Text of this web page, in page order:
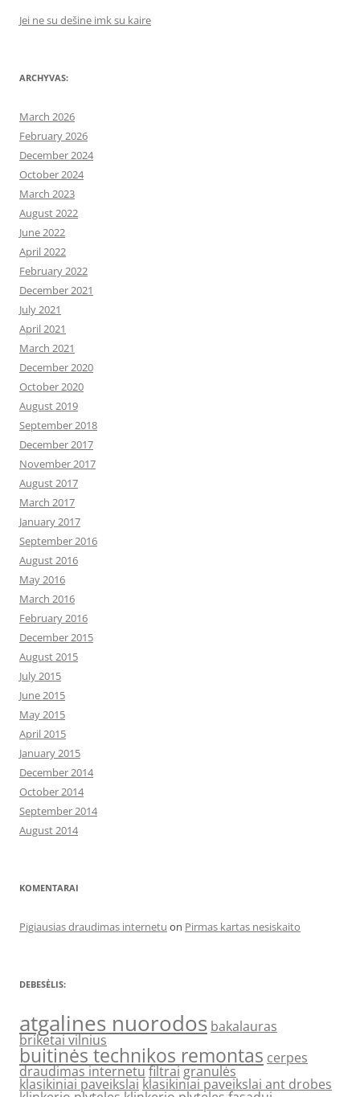
Jei ne su dešine imk su kaire
ARCHYVAS:
March 2026
February 2026
December 2024
October 2024
March 2023
August 2022
June 2022
April 2022
February 2022
December 2021
July 2021
April 2021
March 2021
December 2020
October 2020
August 2019
September 2018
December 2017
November 2017
August 2017
March 2017
January 2017
September 2016
August 2016
May 2016
March 2016
February 2016
December 2015
August 2015
July 2015
June 2015
May 2015
April 2015
January 2015
December 2014
October 2014
September 2014
August 2014
KOMENTARAI
Pigiausias draudimas internetu on Pirmas kartas nesiskaito
DEBESĖLIS:
atgalines nuorodos bakalauras
briketai vilnius
buitinės technikos remontas cerpes
draudimas internetufiltraigranulės
klasikiniai paveikslai klasikiniai paveikslai ant drobes